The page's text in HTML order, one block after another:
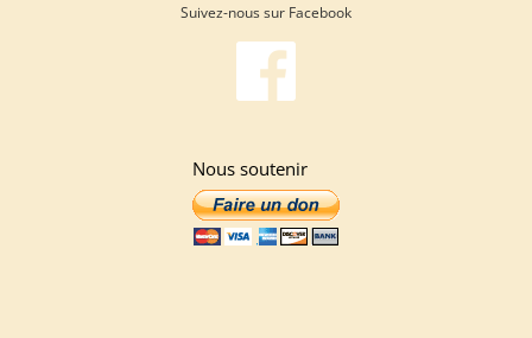
Suivez-nous sur Facebook
Nous soutenir